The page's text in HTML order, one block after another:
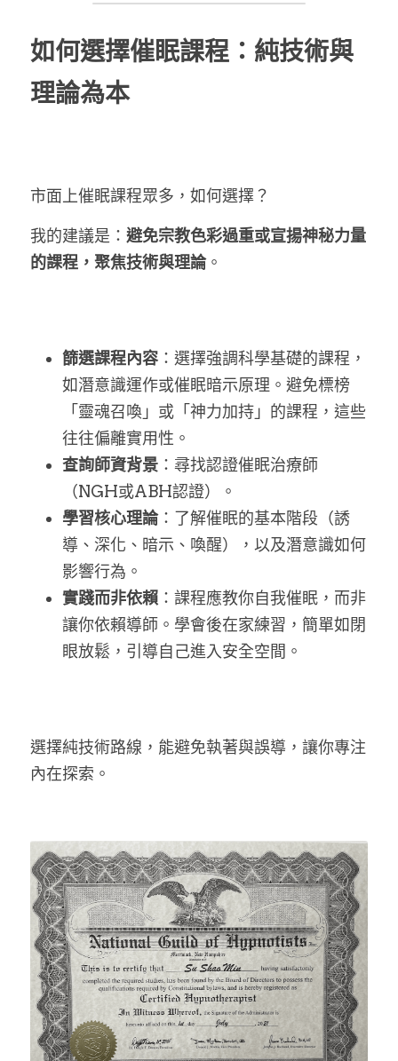
如何選擇催眠課程：純技術與
理論為本
市面上催眠課程眾多，如何選擇？
我的建議是： 避免宗教色彩過重或宣揚神秘力量
的課程，聚焦技術與理論。
篩選課程內容 ：選擇強調科學基礎的課程，
如潛意識運作或催眠暗示原理。避免標榜
「靈魂召喚」或「神力加持」的課程，這些
往往偏離實用性。
查詢師資背景 ：尋找認證催眠治療師
（NGH或ABH認證）。
學習核心理論：了解催眠的基本階段（誘
導、深化、暗示、喚醒），以及潛意識如何
影響行為。
實踐而非依賴 ：課程應教你自我催眠，而非
讓你依賴導師。學會後在家練習，簡單如閉
眼放鬆，引導自己進入安全空間。
選擇純技術路線，能避免執著與誤導，讓你專注
內在探索。